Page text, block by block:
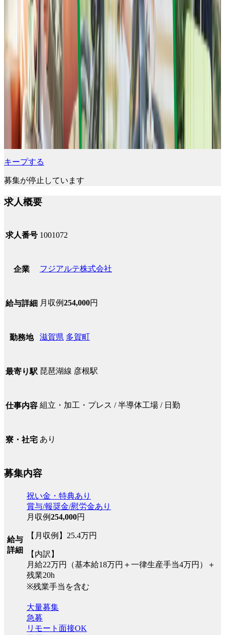
キープする
募集が停止しています
求人概要
求人番号 1001072
企業 フジアルテ株式会社
給与詳細 月収例254,000円
勤務地 滋賀県 多賀町
最寄り駅 琵琶湖線 彦根駅
仕事内容 組立・加工・プレス / 半導体工場 / 日勤
寮・社宅 あり
募集内容
給与
詳細
祝い金・特典あり
賞与/報奨金/慰労金あり
月収例254,000円
【月収例】25.4万円
【内訳】
月給22万円（基本給18万円＋一律生産手当4万円）＋
残業20h
※残業手当を含む
大量募集
急募
リモート面接OK